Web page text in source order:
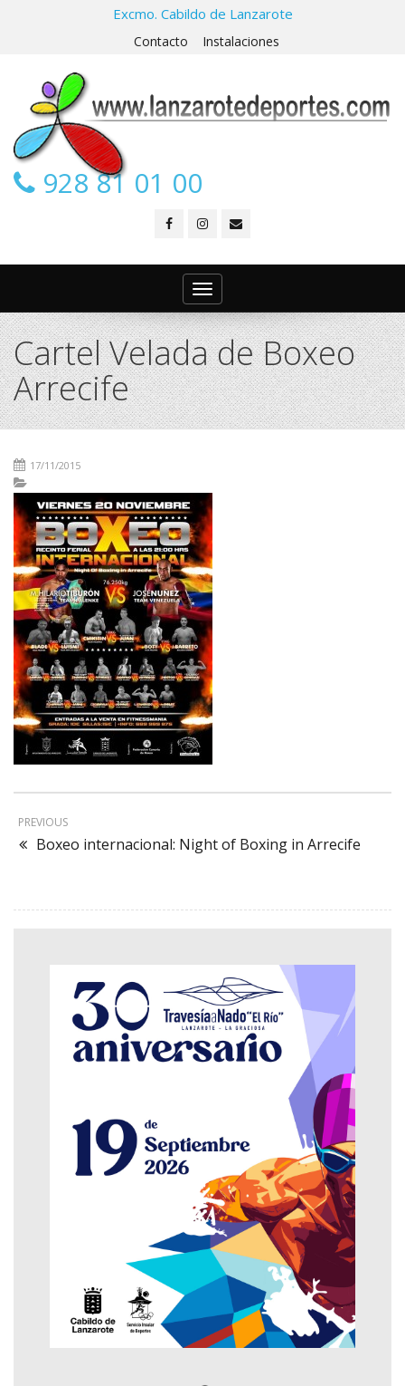
Excmo. Cabildo de Lanzarote
Contacto Instalaciones
928 81 01 00
Toggle
navigation
Cartel Velada de Boxeo
Arrecife
17/11/2015
PREVIOUS
Boxeo internacional: Night of Boxing in Arrecife